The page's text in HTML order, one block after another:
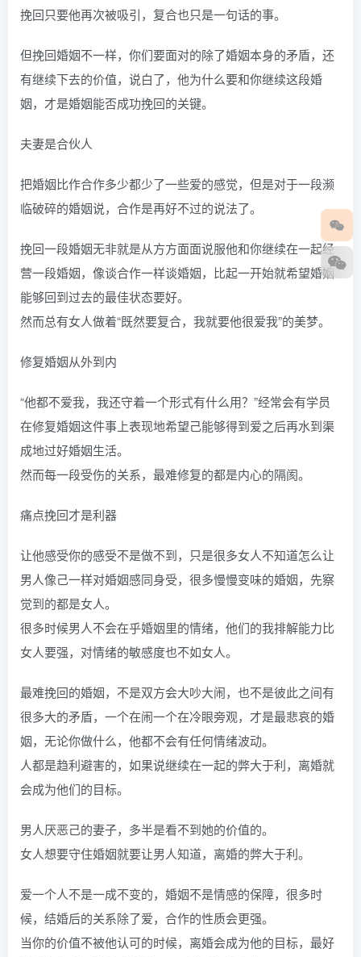
挽回只要他再次被吸引，复合也只是一句话的事。
但挽回婚姻不一样，你们要面对的除了婚姻本身的矛盾，还
有继续下去的价值，说白了，他为什么要和你继续这段婚
姻，才是婚姻能否成功挽回的关键。
夫妻是合伙人
把婚姻比作合作多少都少了一些爱的感觉，但是对于一段濒
临破碎的婚姻说，合作是再好不过的说法了。
挽回一段婚姻无非就是从方方面面说服他和你继续在一起经
营一段婚姻，像谈合作一样谈婚姻，比起一开始就希望婚姻
能够回到过去的最佳状态要好。
然而总有女人做着“既然要复合，我就要他很爱我”的美梦。
修复婚姻从外到内
“他都不爱我，我还守着一个形式有什么用？”经常会有学员
在修复婚姻这件事上表现地希望己能够得到爱之后再水到渠
成地过好婚姻生活。
然而每一段受伤的关系，最难修复的都是内心的隔阂。
痛点挽回才是利器
让他感受你的感受不是做不到，只是很多女人不知道怎么让
男人像己一样对婚姻感同身受，很多慢慢变味的婚姻，先察
觉到的都是女人。
很多时候男人不会在乎婚姻里的情绪，他们的我排解能力比
女人要强，对情绪的敏感度也不如女人。
最难挽回的婚姻，不是双方会大吵大闹，也不是彼此之间有
很多大的矛盾，一个在闹一个在冷眼旁观，才是最悲哀的婚
姻，无论你做什么，他都不会有任何情绪波动。
人都是趋利避害的，如果说继续在一起的弊大于利，离婚就
会成为他们的目标。
男人厌恶己的妻子，多半是看不到她的价值的。
女人想要守住婚姻就要让男人知道，离婚的弊大于利。
爱一个人不是一成不变的，婚姻不是情感的保障，很多时
候，结婚后的关系除了爱，合作的性质会更强。
当你的价值不被他认可的时候，离婚会成为他的目标，最好